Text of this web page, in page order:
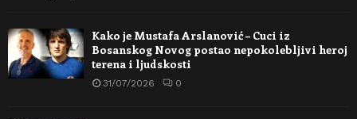
Kako je Mustafa Arslanović – Cuci iz
Bosanskog Novog postao nepokolebljivi heroj
terena i ljudskosti
31/07/2026 0